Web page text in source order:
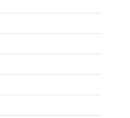
August 2019
Juni 2019